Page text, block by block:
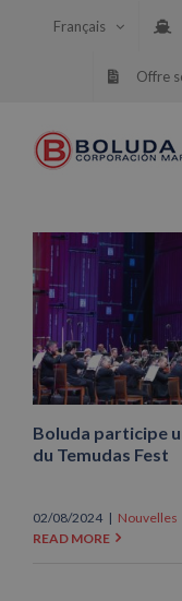
Français
Offre
Boluda participe
du Temudas Fest
02/08/2024 | Nouvelles
READ MORE